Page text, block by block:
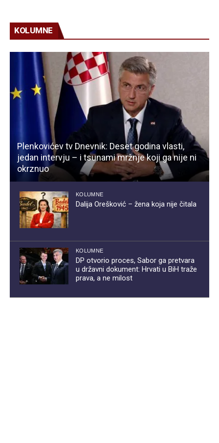
KOLUMNE
Plenkovićev tv Dnevnik: Deset godina vlasti,
jedan intervju – i tsunami mržnje koji ga nije ni
okrznuo
KOLUMNE
Dalija Orešković – žena koja nije čitala
KOLUMNE
DP otvorio proces, Sabor ga pretvara
u državni dokument: Hrvati u BiH traže
prava, a ne milost